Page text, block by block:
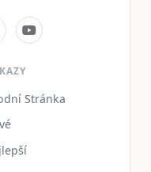
Stránka